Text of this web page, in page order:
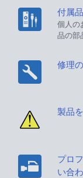
付属
個人の
品の部
修理
製品
プロ
い合